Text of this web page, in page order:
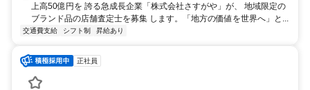
上高50億円を 誇る急成長企業「株式会社さすがや」が、 地域限定の
ブランド品の店舗査定士を募集 します。「地方の価値を世界へ」と...
交通費支給 シフト制 昇給あり
正社員